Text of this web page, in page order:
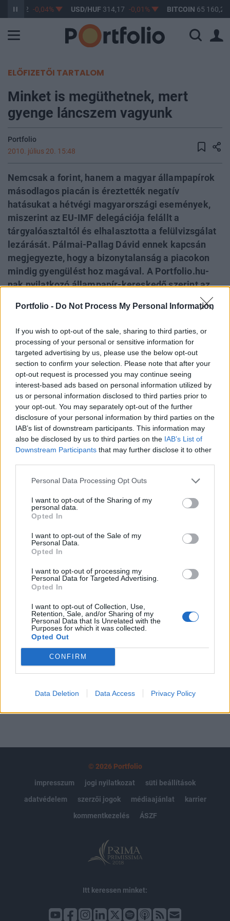
Portfolio - Do Not Process My Personal Information
If you wish to opt-out of the sale, sharing to third parties, or
processing of your personal or sensitive information for
targeted advertising by us, please use the below opt-out
section to confirm your selection. Please note that after your
opt-out request is processed you may continue seeing
interest-based ads based on personal information utilized by
us or personal information disclosed to third parties prior to
your opt-out. You may separately opt-out of the further
disclosure of your personal information by third parties on the
IAB’s list of downstream participants. This information may
also be disclosed by us to third parties on the IAB’s List of
Downstream Participants that may further disclose it to other
Personal Data Processing Opt Outs
I want to opt-out of the Sharing of my
personal data.
Opted In
I want to opt-out of the Sale of my
Personal Data.
Opted In
I want to opt-out of processing my
Personal Data for Targeted Advertising.
Opted In
I want to opt-out of Collection, Use,
Retention, Sale, and/or Sharing of my
Personal Data that Is Unrelated with the
Purposes for which it was collected.
Opted Out
CONFIRM
Data Deletion Data Access Privacy Policy
363,02 -0,04% USD/HUF 314,17 -0,01% BITCOIN 65 160,26
ELŐFIZETŐI TARTALOM
Minket is megüthetnek, mert
gyenge láncszem vagyunk
Portfolio
2010. július 20. 15:48
Nemcsak a forint, hanem a magyar állampapírok
másodlagos piacán is éreztették negatív
hatásukat a hétvégi magyarországi események,
miszerint az EU-IMF delegációja felállt a
tárgyalóasztaltól és elhalasztotta a felülvizsgálat
lezárását. Pálmai-Pallag Dávid ennek kapcsán
megjegyezte, hogy a bizonytalanság a piacokon
mindig gyengülést hoz magával. A Portfolio.hu-
nak nyilatkozó állampapír-kereskedő szerint az
jelenleg politikai célú kommunikációt folytat-e.
választások után dönt majd a kemény, de
szükséges megszorító intézkedésekről -
összegezhető az üzletkötő véleménye. Meglátása
szerint ez lenne a legjobb forgatókönyv a magyar
piacok, így a forint és az állampapírok számára.
Gyengülő forint és állampapírok Az elmúlt két napban a
forinttal együtt gyengélkedtek a magyar állampapírok
mérsékelt forgalom mellett, az egyes lejáratok hozama 30-
40 bázisponttal került feljebb. Az Államadósság Kezelő
Központ keddi referenciaadatai szerint az 5 éves
magasabb a pénteki záróértéknél, míg a 10...
KEDVES OLVASÓNK!
A keresett cikk a portfolio.hu hírarchívumához
tartozik, melynek olvasása előfizetéses
Az előfizetés a következőket tartalmazza:
Kötéslisták: BÉT elmúlt 2 év napon belüli
kötéslistái
Előfizetés
© 2026 Portfolio
impresszum
jogi nyilatkozat
süti beállítások
adatvédelem
szerzői jogok médiaajánlat
karrier
kommentkezelés
ÁSZF
Itt keressen minket: